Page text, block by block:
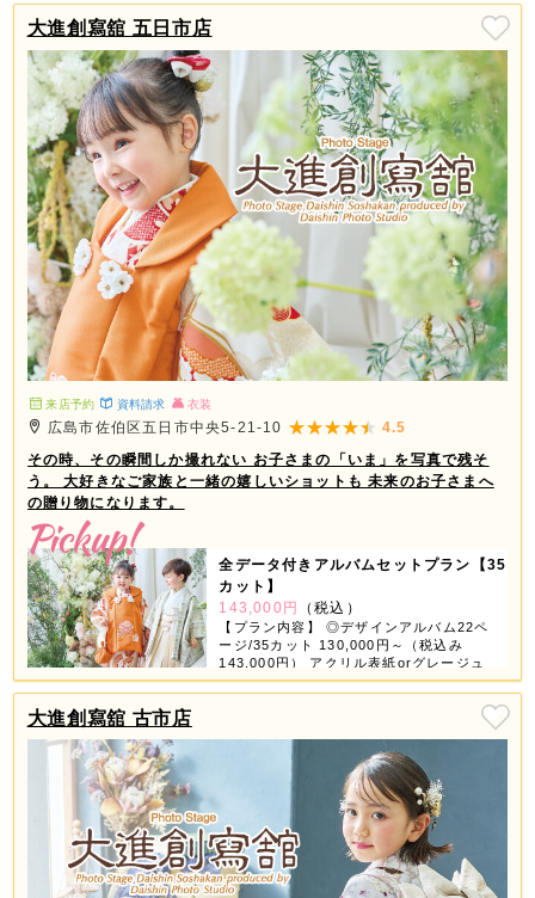
ータ】 ◎スマホ対応USB 撮影全データ
付き 【商品グッズ】 ◎6つの中から3つ選
フレーム（大・小2個） ③ホワイトフレー
ム（4コマ） ④フォトブロック（4個） ⑤
タテフレーム（大・小2個） ⑥A3プリン
ト 2ページ3カット追加で11,000円（税込
み12,100円） ※全データ付きアルバムセ
ットはお一人様写し対象です。
大進創寫舘 五日市店
来店予約 資料請求 衣装
広島市佐伯区五日市中央5-21-10
4.5
その時、その瞬間しか撮れない お子さまの「いま」を写真で残そ
う。 大好きなご家族と一緒の嬉しいショットも 未来のお子さまへ
の贈り物になります。
全データ付きアルバムセットプラン【35
カット】
143,000円
（税込）
【プラン内容】 ◎デザインアルバム22ペ
ージ/35カット 130,000円～（税込み
143,000円） アクリル表紙orグレージュ
表紙orちりめん表紙が選べちゃう！ 【デ
ータ】 ◎スマホ対応USB 撮影全データ
付き 【商品グッズ】 ◎6つの中から3つ選
フレーム（大・小2個） ③ホワイトフレー
ム（4コマ） ④フォトブロック（4個） ⑤
タテフレーム（大・小2個） ⑥A3プリン
ト 2ページ3カット追加で11,000円（税込
み12,100円） ※全データ付きアルバムセ
ットはお一人様写し対象です。
大進創寫舘 古市店